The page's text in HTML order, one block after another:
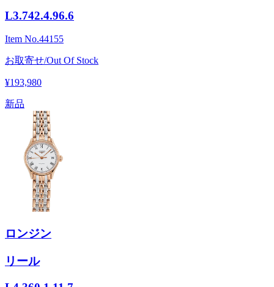
L3.742.4.96.6
Item No.44155
お取寄せ/Out Of Stock
¥193,980
新品
ロンジン
リール